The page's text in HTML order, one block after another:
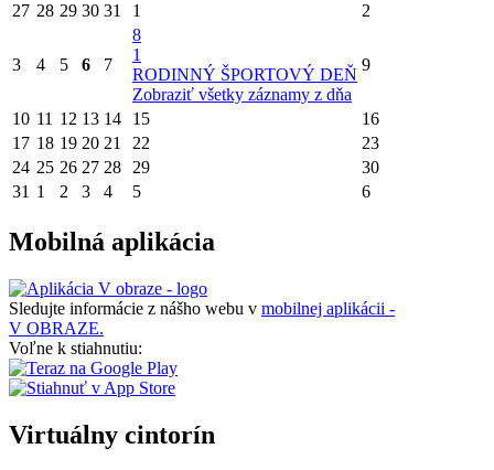
27 28 29 30 31 1 2
3 4 5 6 7
8
1
RODINNÝ ŠPORTOVÝ DEŇ
Zobraziť všetky záznamy z dňa
9
10 11 12 13 14 15
16
17 18 19 20 21 22
23
24 25 26 27 28 29
30
31 1 2 3 4 5 6
Mobilná aplikácia
Sledujte informácie z nášho webu v mobilnej aplikácii -
V OBRAZE.
Voľne k stiahnutiu:
Virtuálny cintorín